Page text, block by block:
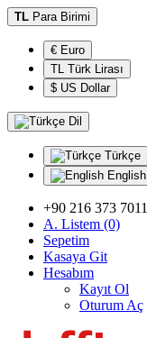
TL Para Birimi
€ Euro
TL Türk Lirası
$ US Dollar
Dil
Türkçe
English
+90 216 373 7011
A. Listem (0)
Sepetim
Kasaya Git
Hesabım
Kayıt Ol
Oturum Aç